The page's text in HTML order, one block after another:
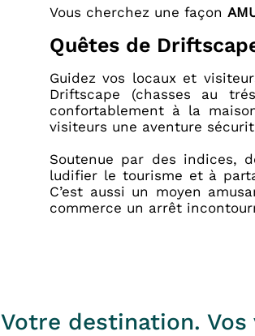
Vous cherchez une façon
Quêtes de
Guidez vos locaux et
Driftscape (chasses au
confortablement à la
visiteurs une aventure
Soutenue par des indices,
ludifier le tourisme et à
C’est aussi un moyen
commerce un arrêt
Votre destination. Vos